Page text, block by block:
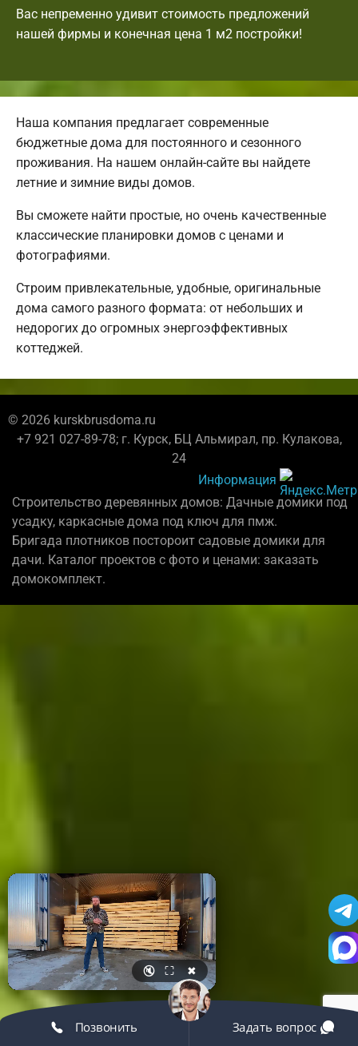
Вас непременно удивит стоимость предложений
нашей фирмы и конечная цена 1 м2 постройки!
Наша компания предлагает современные
бюджетные дома для постоянного и сезонного
проживания. На нашем онлайн-сайте вы найдете
летние и зимние виды домов.
Вы сможете найти простые, но очень качественные
классические планировки домов с ценами и
фотографиями.
Строим привлекательные, удобные, оригинальные
дома самого разного формата: от небольших и
недорогих до огромных энергоэффективных
коттеджей.
© 2026 kurskbrusdoma.ru
+7 921 027-89-78; г. Курск, БЦ Альмирал, пр. Кулакова,
24
Информация
Строительство деревянных домов: Дачные домики под
усадку, каркасные дома под ключ для пмж.
Бригада плотников постороит садовые домики для
дачи. Каталог проектов с фото и ценами: заказать
домокомплект.
🔇 ⛶ ✖
Позвонить Задать вопрос